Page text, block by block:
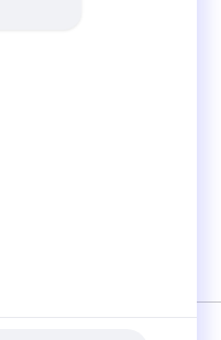
- Alle. Alle Rechte